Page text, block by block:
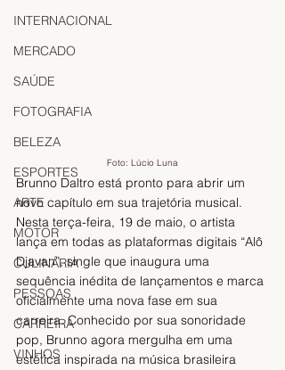
INTERNACIONAL
MERCADO
SAÚDE
FOTOGRAFIA
BELEZA
ESPORTES
ARTE
MOTOR
CULINÁRIA
PESSOAS
CARREIRA
VINHOS
Foto: Lúcio Luna
Brunno Daltro está pronto para abrir um
novo capítulo em sua trajetória musical.
Nesta terça-feira, 19 de maio, o artista
lança em todas as plataformas digitais “Alô
Djavan”, single que inaugura uma
sequência inédita de lançamentos e marca
oficialmente uma nova fase em sua
carreira. Conhecido por sua sonoridade
pop, Brunno agora mergulha em uma
estética inspirada na música brasileira